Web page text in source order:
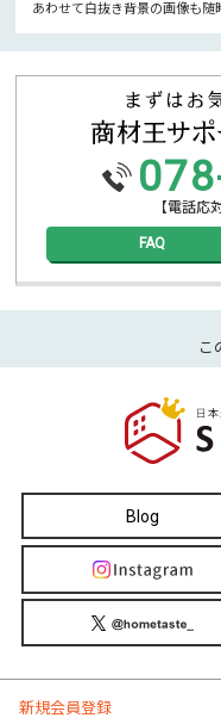
あわせて白抜き背景の画像も随
【電話応
FAQ
こ
Blog
新規会員登録